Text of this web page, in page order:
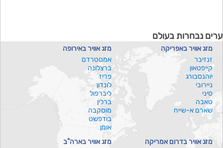
ערים נבחרות בעולם
מזג אוויר באפריקה
זנזיבר
קייפטאון
יוהנסבורג
ניירובי
סיני
טאבה
שארם א-שייח
מזג אוויר באירופה
אמסטרדם
ברצלונה
פריז
לונדון
ליברפול
ברלין
מוסקבה
בודפשט
אומן
מזג אוויר בדרום אמריקה
מזג אוויר בארה"ב